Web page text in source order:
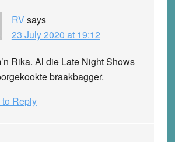
RV says
23 July 2020 at 19:12
Rika. Al die Late Night Shows
braakbagger.
Reply